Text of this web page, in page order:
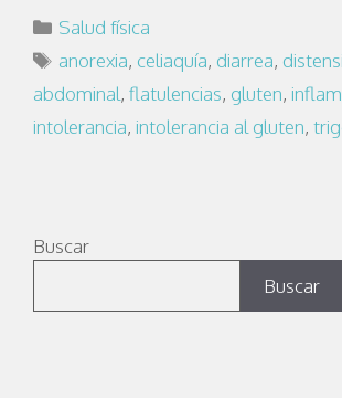
Salud física
anorexia, celiaquía, diarrea,
abdominal, flatulencias, gluten,
intolerancia, intolerancia al gluten,
Buscar
Buscar